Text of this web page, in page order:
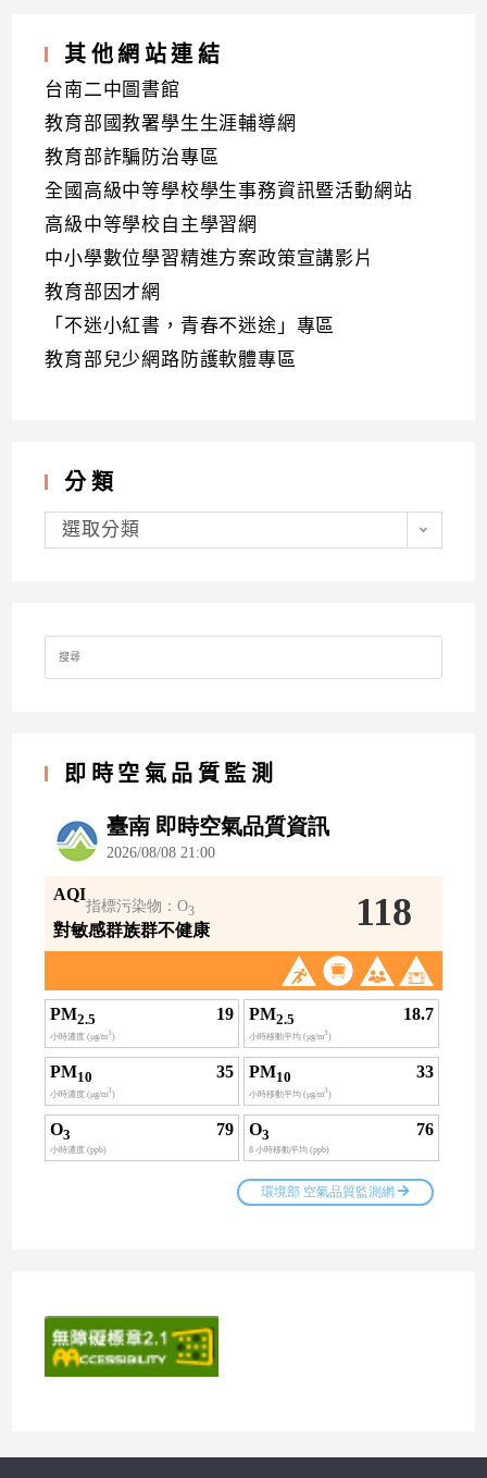
其他網站連結
台南二中圖書館
教育部國教署學生生涯輔導網
教育部詐騙防治專區
全國高級中等學校學生事務資訊暨活動網站
高級中等學校自主學習網
中小學數位學習精進方案政策宣講影片
教育部因才網
「不迷小紅書，青春不迷途」專區
教育部兒少網路防護軟體專區
分類
分
類選取分類
Search
for:
即時空氣品質監測